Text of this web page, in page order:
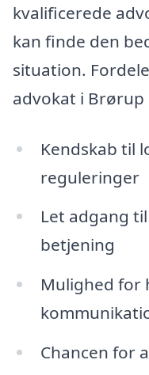
kvalificerede
kan finde den
situation.
advokat i
Kendskab til
reguleringer
Let adgang
betjening
Mulighed for
Chancen for